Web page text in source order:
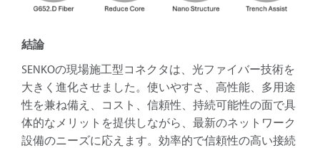
結論
SENKOの現場施工型コネクタは、光ファイバー技術を
大きく進化させました。使いやすさ、高性能、多用途
性を兼ね備え、コスト、信頼性、持続可能性の面で具
体的なメリットを提供しながら、最新のネットワーク
設備のニーズに応えます。効率的で信頼性の高い接続